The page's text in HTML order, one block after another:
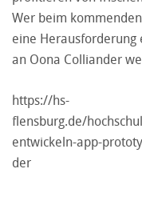
Wer beim
eine
an Oona Colliander
https://hs-
flensburg.de/
entwickeln-app-
der